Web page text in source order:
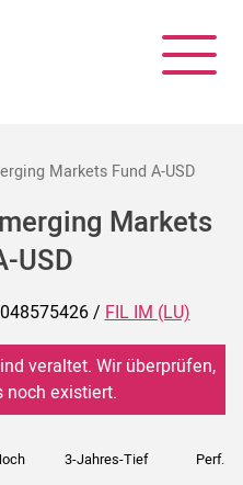
Markets Fund A-USD
Markets
USD
/FIL IM (LU)
veraltet. Wir überprüfen,
noch existiert.
3-Jahres-Tief Perf. 5J